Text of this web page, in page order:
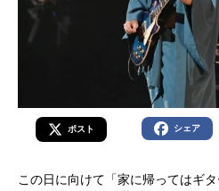
ポスト シェア
この日に向けて「家に帰ってはギ